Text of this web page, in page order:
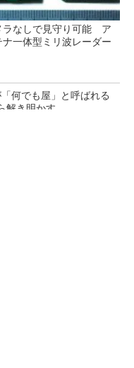
ラなしで見守り可能 ア
ナ一体型ミリ波レーダー
何でも屋」と呼ばれる
解き明かす